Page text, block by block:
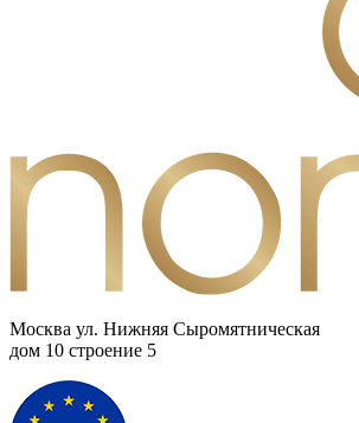
Москва ул. Нижняя Сыромятническая
дом 10 cтроение 5